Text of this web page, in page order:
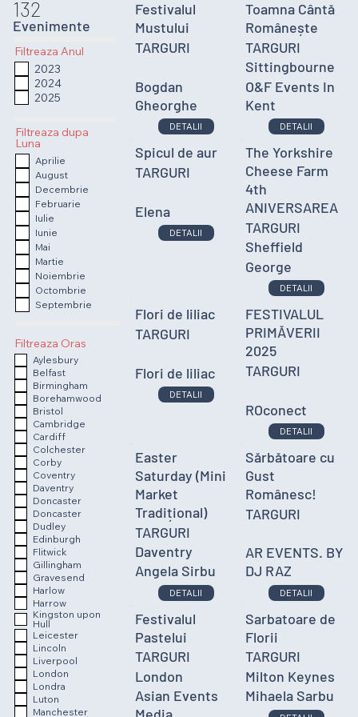
132
Evenimente
Filtreaza Anul
2023
2024
2025
Filtreaza dupa
Luna
Aprilie
August
Decembrie
Februarie
Iulie
Iunie
Mai
Martie
Noiembrie
Octombrie
Septembrie
Filtreaza Oras
Aylesbury
Belfast
Birmingham
Borehamwood
Bristol
Cambridge
Cardiff
Colchester
Corby
Coventry
Daventry
Doncaster
Doncaster
Dudley
Edinburgh
Flitwick
Gillingham
Gravesend
Harlow
Harrow
Kingston upon
Hull
Leicester
Lincoln
Liverpool
London
Londra
Luton
Manchester
Festivalul
Mustului
TARGURI
Bogdan
Gheorghe
DETALII
Toamna Cântă
Românește
TARGURI
Sittingbourne
O&F Events In
Kent
DETALII
Spicul de aur
TARGURI
Elena
DETALII
The Yorkshire
Cheese Farm
4th
ANIVERSAREA
TARGURI
Sheffield
George
DETALII
Flori de liliac
TARGURI
Flori de liliac
DETALII
FESTIVALUL
PRIMĂVERII
2025
TARGURI
ROconect
DETALII
Easter
Saturday (Mini
Market
Tradițional)
TARGURI
Daventry
Angela Sirbu
DETALII
Sărbătoare cu
Gust
Românesc!
TARGURI
AR EVENTS. BY
DJ RAZ
DETALII
Festivalul
Pastelui
TARGURI
London
Asian Events
Sarbatoare de
Florii
TARGURI
Milton Keynes
Mihaela Sarbu